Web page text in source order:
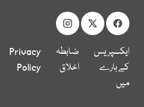
ایکسپریس
کے بارے
میں
ضابطہ
اخلاق
Privacy
Policy